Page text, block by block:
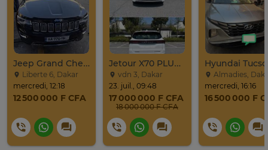
Jeep Grand Cherokee Overland 2019 À Vendre
Liberte 6, Dakar
mercredi, 12:18
12 500 000 F CFA
Jetour X70 PLUS 2024
vdn 3, Dakar
23. juil., 09:48
17 000 000 F CFA
18 000 000 F CFA
Almadies,
mercredi, 16:16
16 500 000 F